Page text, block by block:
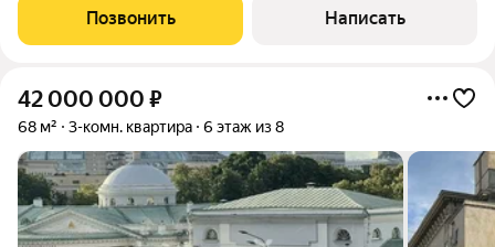
панорамные окна «в пол» наполняют пространство светом и
обеспечивают высокий уровень инсоляции.
Позвонить Написать
42 000 000 ₽
68 м² 3-комн. квартира 6 этаж из 8